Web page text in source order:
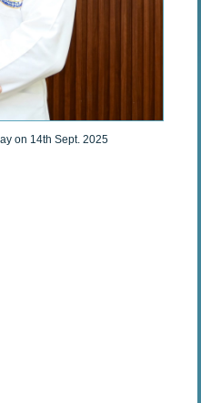
on 14th Sept. 2025